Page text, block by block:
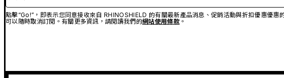
點擊“Go!”，即表示您同意接收來自 RHINOSHIELD 的有關最新產品消息、促銷活動與折扣優惠優惠
可以隨時取消訂閱。有關更多資訊，請閱讀我們的網站使用條款。